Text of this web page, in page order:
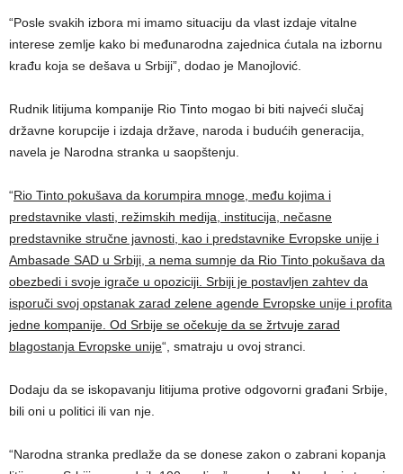
“Posle svakih izbora mi imamo situaciju da vlast izdaje vitalne
interese zemlje kako bi međunarodna zajednica ćutala na izbornu
krađu koja se dešava u Srbiji”, dodao je Manojlović.
Rudnik litijuma kompanije Rio Tinto mogao bi biti najveći slučaj
državne korupcije i izdaja države, naroda i budućih generacija,
navela je Narodna stranka u saopštenju.
“Rio Tinto pokušava da korumpira mnoge, među kojima i
predstavnike vlasti, režimskih medija, institucija, nečasne
predstavnike stručne javnosti, kao i predstavnike Evropske unije i
Ambasade SAD u Srbiji, a nema sumnje da Rio Tinto pokušava da
obezbedi i svoje igrače u opoziciji. Srbiji je postavljen zahtev da
isporuči svoj opstanak zarad zelene agende Evropske unije i profita
jedne kompanije. Od Srbije se očekuje da se žrtvuje zarad
blagostanja Evropske unije“, smatraju u ovoj stranci.
Dodaju da se iskopavanju litijuma protive odgovorni građani Srbije,
bili oni u politici ili van nje.
“Narodna stranka predlaže da se donese zakon o zabrani kopanja